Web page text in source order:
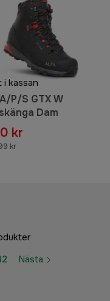
i kassan
P/S GTX W
Dam
kr
kr
Nästa